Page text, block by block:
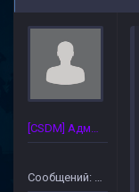
[CSDM] Администратор
Сообщений: 89